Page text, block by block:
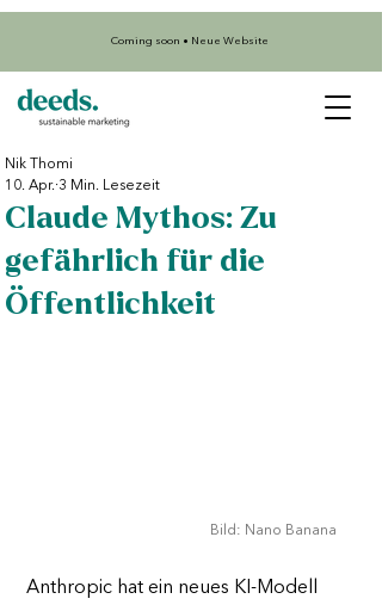
Coming soon • Neue Website
Claude Mythos: Zu
gefährlich für die
Öffentlichkeit
Nik Thomi
10. Apr. 3 Min. Lesezeit
Bild: Nano Banana
Anthropic hat ein neues KI-Modell